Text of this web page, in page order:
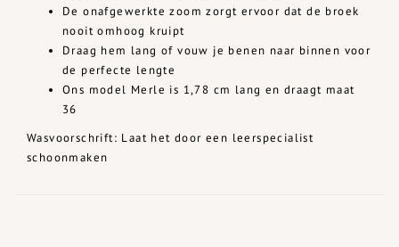
De onafgewerkte zoom zorgt ervoor dat de broek
nooit omhoog kruipt
Draag hem lang of vouw je benen naar binnen voor
de perfecte lengte
Ons model Merle is 1,78 cm lang en draagt maat
36
Wasvoorschrift: Laat het door een leerspecialist
schoonmaken